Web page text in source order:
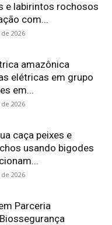
e labirintos rochosos
com...
2026
amazônica
elétricas em grupo
em...
2026
caça peixes e
usando bigodes
2026
Parceria